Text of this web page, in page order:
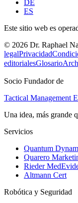
DE
ES
Este sitio web es
© 2026 Dr. Raphael
legalPrivacidad
editorialesGlosario
Socio Fundador de
Tactical Management
Una idea, más grande
Servicios
Quantum
Quarero
Rieder
Altmann Cert
Robótica y Seguridad